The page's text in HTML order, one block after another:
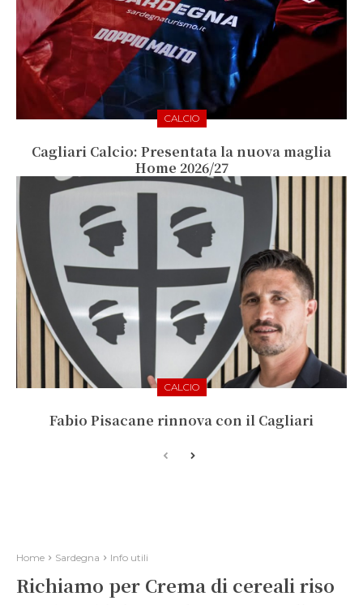
CALCIO
Cagliari Calcio: Presentata la nuova maglia
Home 2026/27
CALCIO
Fabio Pisacane rinnova con il Cagliari